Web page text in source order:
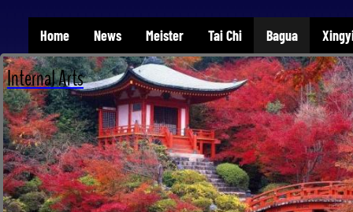
Home News Meister Tai Chi Bagua
Internal Arts